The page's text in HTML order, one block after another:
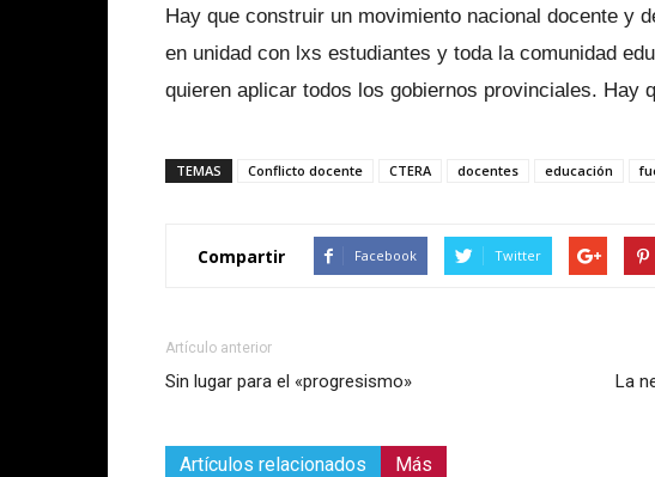
Hay que construir un movimiento nacional docente y
en unidad con lxs estudiantes y toda la comunidad
quieren aplicar todos los gobiernos provinciales. Hay
TEMAS Conflicto docente CTERA docentes educación
Compartir Facebook Twitter
Artículo anterior
Sin lugar para el «progresismo» La
Artículos relacionados Más